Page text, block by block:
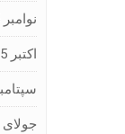
نوامبر 2025
اکتبر 2025
سپتامبر
جولای 2020